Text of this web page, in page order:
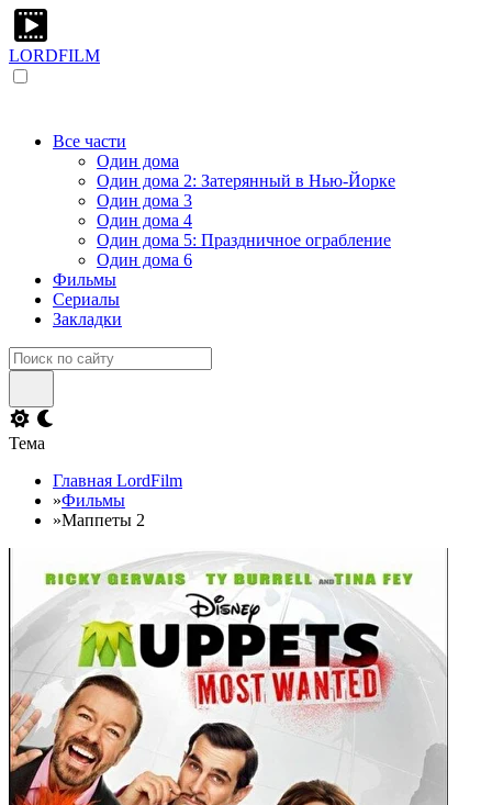
LORDFILM
Все части
Один дома
Один дома 2: Затерянный в Нью-Йорке
Один дома 3
Один дома 4
Один дома 5: Праздничное ограбление
Один дома 6
Фильмы
Сериалы
Закладки
Тема
Главная LordFilm
»Фильмы
»Маппеты 2